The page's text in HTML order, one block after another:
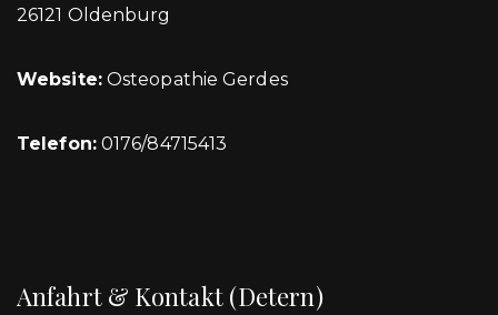
26121 Oldenburg
Website: Osteopathie Gerdes
Telefon:0176/84715413
Anfahrt & Kontakt (Detern)